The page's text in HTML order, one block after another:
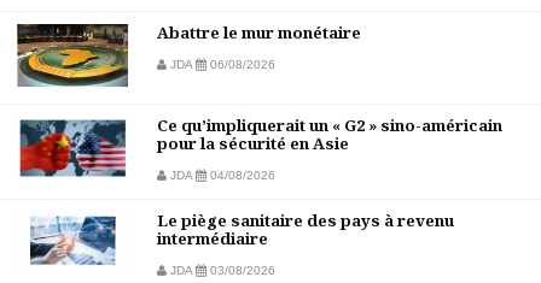
Abattre le mur monétaire
JDA 06/08/2026
Ce qu’impliquerait un « G2 » sino-américain
pour la sécurité en Asie
JDA 04/08/2026
Le piège sanitaire des pays à revenu
intermédiaire
JDA 03/08/2026